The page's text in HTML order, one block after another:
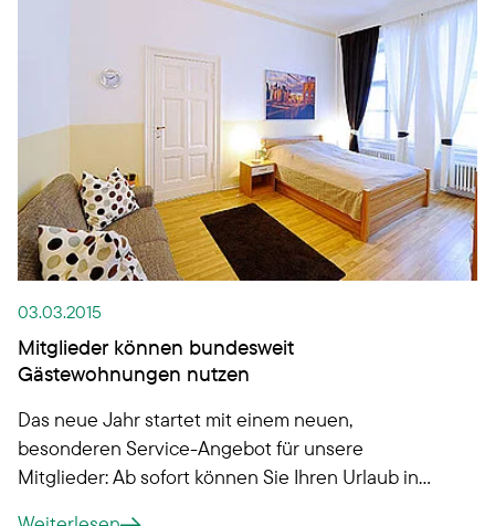
Weiterentwicklung des genossenschaftlichen
Quartiers im Stellinger Spannskamp fiel jüngst der
Startschuss für eine Kooperation mit der Martha
Stiftung, an der auch das Diakonische Werk
Hamburg mitbeteiligt sein wird.
03.03.2015
Mitglieder können bundesweit
Gästewohnungen nutzen
Das neue Jahr startet mit einem neuen,
besonderen Service-Angebot für unsere
Mitglieder: Ab sofort können Sie Ihren Urlaub in